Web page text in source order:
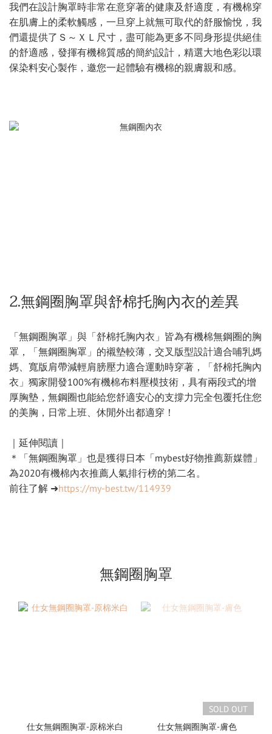
我們在設計胸罩時非常在意穿著的健康及舒適度，有機棉穿
在肌膚上的柔軟觸感，一旦穿上就無可取代的舒服愉悅，我
們還提供了Ｓ～ＸＬ尺寸，盡可能為更多不同身形提供絕佳
的舒適感，發揮有機棉質感的簡約設計，精選大地色彩以環
保染料安心製作，邀您一起體驗有機棉的親膚親和感。
2.無鋼圈胸罩與舒棉托胸內衣的差異
「無鋼圈胸罩」與「舒棉托胸內衣」皆為有機棉無鋼圈的胸
罩，「無鋼圈胸罩」的襯墊較薄，交叉版型設計適合哺乳媽
媽、寬版肩帶減輕肩膀壓力適合運動時穿著，「舒棉托胸內
衣」獨家開發100%有機棉布料壓模技術，具有兩段式的增
厚胸墊，無鋼圈也能給您舒適安心的支撐力完全包覆托住您
的美胸，日常上班、休閒外出都適穿！
｜延伸閱讀｜
＊「無鋼圈胸罩」也是獲得日本「mybest好物推薦新媒體」
為2020有機棉內衣推薦人氣排行榜的第二名。
前往了解 ➜https://my-best.tw/114939
無鋼圈胸罩
仕女無鋼圈胸罩-原棉米白
SOLD OUT
仕女無鋼圈胸罩-膚色